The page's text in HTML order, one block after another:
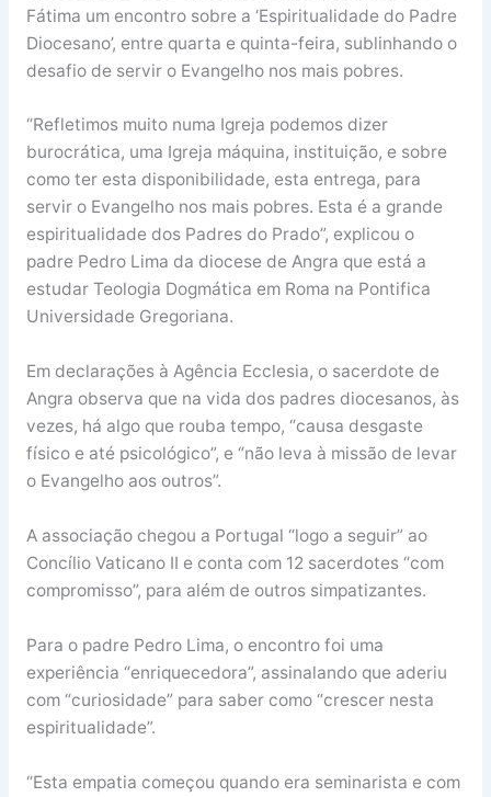
Fátima um encontro sobre a ‘Espiritualidade do Padre
Diocesano’, entre quarta e quinta-feira, sublinhando o
desafio de servir o Evangelho nos mais pobres.
“Refletimos muito numa Igreja podemos dizer
burocrática, uma Igreja máquina, instituição, e sobre
como ter esta disponibilidade, esta entrega, para
servir o Evangelho nos mais pobres. Esta é a grande
espiritualidade dos Padres do Prado”, explicou o
padre Pedro Lima da diocese de Angra que está a
estudar Teologia Dogmática em Roma na Pontifica
Universidade Gregoriana.
Em declarações à Agência Ecclesia, o sacerdote de
Angra observa que na vida dos padres diocesanos, às
vezes, há algo que rouba tempo, “causa desgaste
físico e até psicológico”, e “não leva à missão de levar
o Evangelho aos outros”.
A associação chegou a Portugal “logo a seguir” ao
Concílio Vaticano II e conta com 12 sacerdotes “com
compromisso”, para além de outros simpatizantes.
Para o padre Pedro Lima, o encontro foi uma
experiência “enriquecedora”, assinalando que aderiu
com “curiosidade” para saber como “crescer nesta
espiritualidade”.
“Esta empatia começou quando era seminarista e com